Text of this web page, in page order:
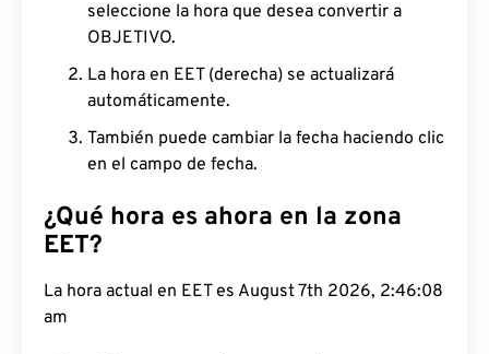
seleccione la hora que desea convertir a
OBJETIVO.
La hora en EET (derecha) se actualizará
automáticamente.
También puede cambiar la fecha haciendo clic
en el campo de fecha.
¿Qué hora es ahora en la zona
EET?
La hora actual en EET es August 7th 2026, 2:46:09
am